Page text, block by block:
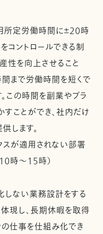
所定労働時間に±20時
コントロールできる制
性を向上させること
まで労働時間を短くで
この時間を副業やプラ
ことができ、社内だけ
します。
スが適用されない部署
10時～15時）
ない業務設計をする
体現し、長期休暇を取得
の仕事を仕組み化でき